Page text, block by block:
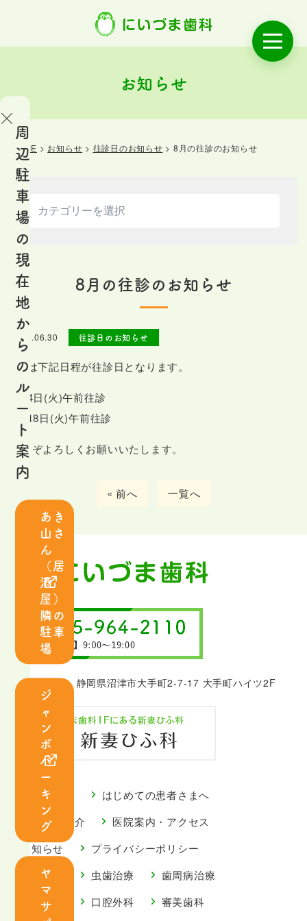
歯
治
歯
周
病
治
療
周
辺
駐
車
場
の
現
在
地
か
ら
の
ル
ー
ト
案
内
あき
山さ
ん
（居
酒
屋）
隣の
駐車
場
ジ
ャ
ン
ボ
パ
ー
キ
ン
グ
ヤ
マ
サ
お知らせ
HOME > お知らせ > 往診日のお知らせ > 8月の往診のお知らせ
8月の往診のお知らせ
2026.06.30 往診日のお知らせ
8月は下記日程が往診日となります。
8月4日(火)午前往診
8月18日(火)午前往診
どうぞよろしくお願いいたします。
« 前へ 一覧へ
〒410-0801 静岡県沼津市大手町2-7-17 大手町ハイツ2F
ごあいさつ
はじめての患者さまへ
スタッフ紹介
医院案内・アクセス
お知らせ
プライバシーポリシー
診療案内
虫歯治療
歯周病治療
小児歯科
口腔外科 審美歯科